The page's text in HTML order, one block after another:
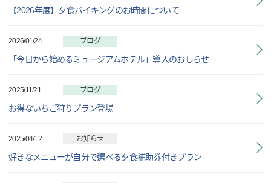
【2026年度】夕食バイキングのお時間について
2026/01/24 ブログ
「今日から始めるミュージアムホテル」導入のおしらせ
2025/11/21 ブログ
お得ないちご狩りプラン登場
2025/04/12 お知らせ
好きなメニューが自分で選べる夕食補助券付きプラン